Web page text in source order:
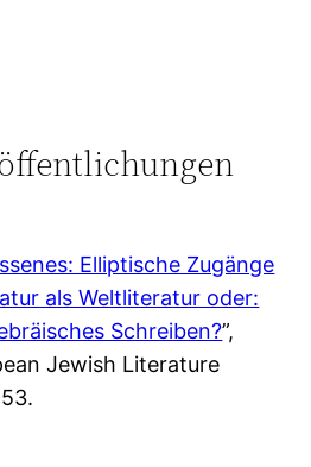
Elliptische Zugänge
als Weltliteratur oder:
Schreiben?”,
Jewish Literature